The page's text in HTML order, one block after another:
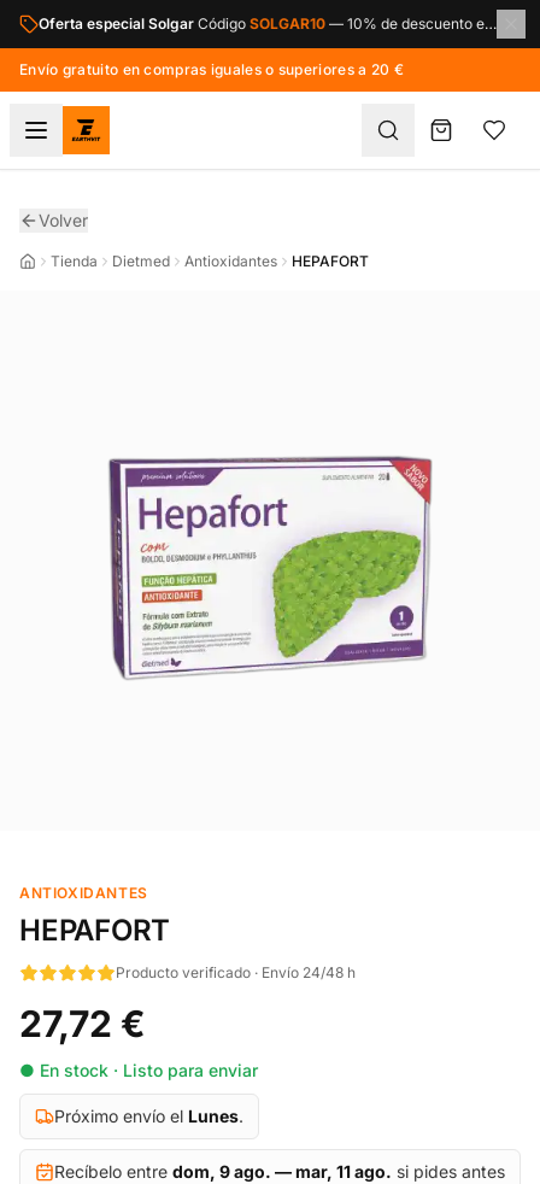
Saltar al contenido principal
Oferta especial Solgar Código SOLGAR10 — 10% de descuento en toda la marca Solgar.
Envío gratuito en compras iguales o superiores a 20 €
Volver
Tienda Dietmed Antioxidantes HEPAFORT
ANTIOXIDANTES
HEPAFORT
Producto verificado · Envío 24/48 h
27,72 €
● En stock · Listo para enviar
Próximo envío el Lunes.
Recíbelo entre dom, 9 ago. — mar, 11 ago. si pides antes